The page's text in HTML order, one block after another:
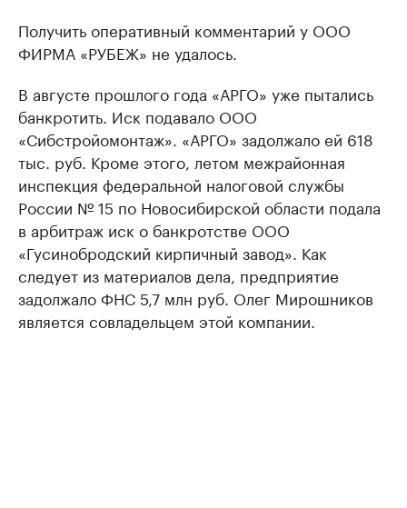
Получить оперативный комментарий у ООО
ФИРМА «РУБЕЖ» не удалось.
В августе прошлого года «АРГО» уже пытались
банкротить. Иск подавало ООО
«Сибстройомонтаж». «АРГО» задолжало ей 618
тыс. руб. Кроме этого, летом межрайонная
инспекция федеральной налоговой службы
России № 15 по Новосибирской области подала
в арбитраж иск о банкротстве ООО
«Гусинобродский кирпичный завод». Как
следует из материалов дела, предприятие
задолжало ФНС 5,7 млн руб. Олег Мирошников
является совладельцем этой компании.